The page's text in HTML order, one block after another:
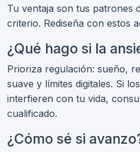
Tu ventaja son tus patrones
criterio. Rediseña con estos
¿Qué hago si la
Prioriza regulación: sueño,
suave y límites digitales. Si
interfieren con tu vida,
cualificado.
¿Cómo sé si